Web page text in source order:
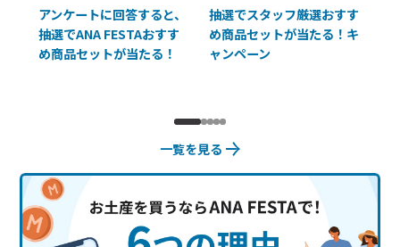
アンケートに回答すると、
抽選でANA FESTAおすす
め商品セットが当たる！
抽選でスタッフ厳選おすす
め商品セットが当たる！キ
ャンペーン
一覧を見る